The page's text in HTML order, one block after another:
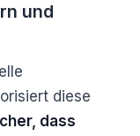
und
diese
dass